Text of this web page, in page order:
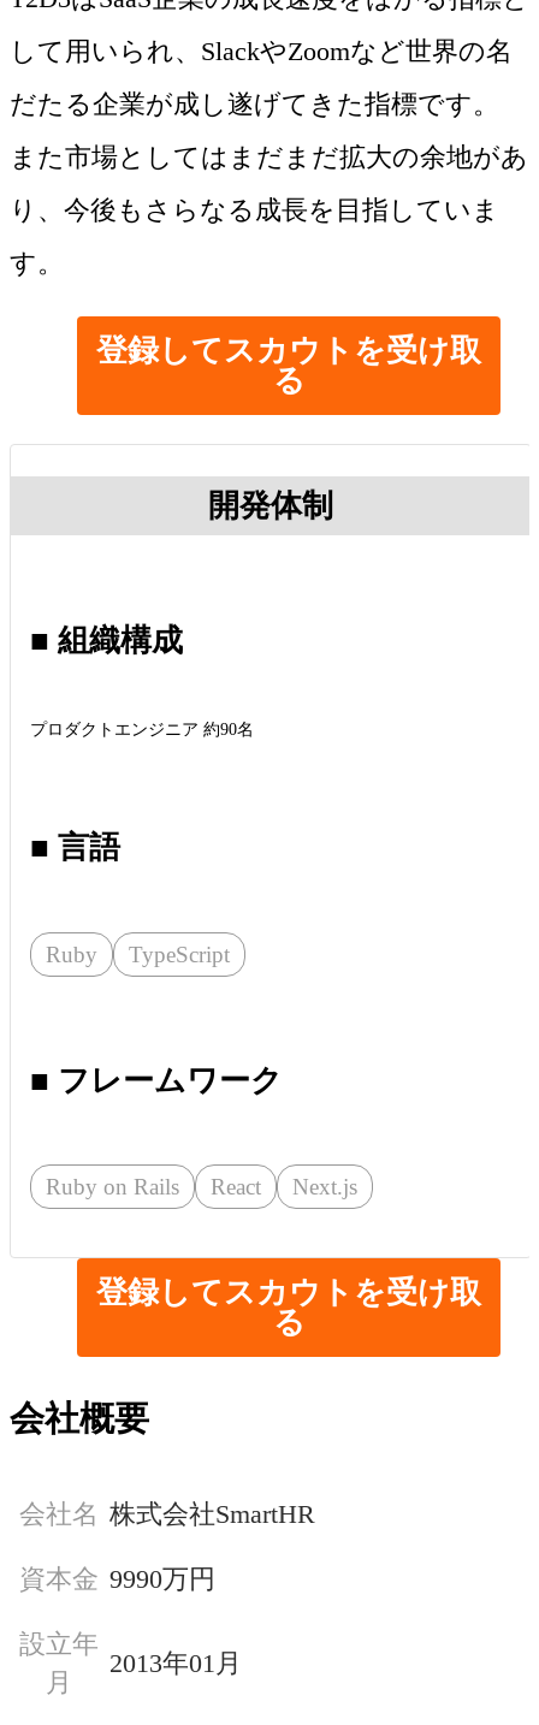
して用いられ、SlackやZoomなど世界の名
だたる企業が成し遂げてきた指標です。
また市場としてはまだまだ拡大の余地があ
り、今後もさらなる成長を目指していま
登録してスカウトを受け取
る
開発体制
■ 組織構成
プロダクトエンジニア 約90名
■ 言語
Ruby TypeScript
■ フレームワーク
Ruby on Rails React Next.js
登録してスカウトを受け取
る
会社概要
会社名 株式会社SmartHR
資本金 9990万円
設立年
月
2013年01月